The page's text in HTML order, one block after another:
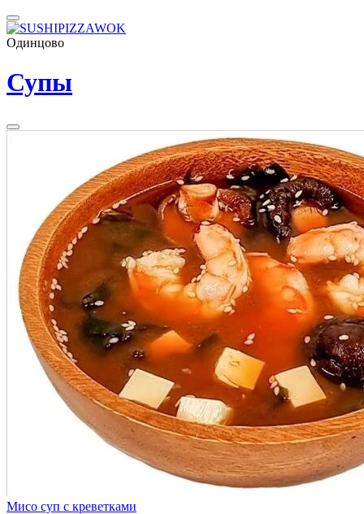
Одинцово
Супы
Мисо суп с креветками